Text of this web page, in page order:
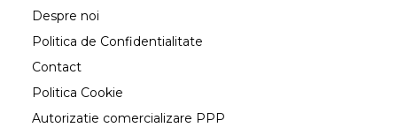
Despre noi
Politica de Confidentialitate
Contact
Politica Cookie
Autorizatie comercializare PPP